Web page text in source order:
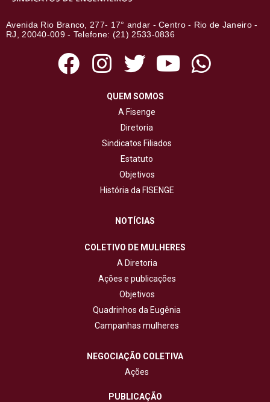
Avenida Rio Branco, 277- 17° andar - Centro - Rio de Janeiro -
RJ, 20040-009 - Telefone: (21) 2533-0836
QUEM SOMOS
A Fisenge
Diretoria
Sindicatos Filiados
Estatuto
Objetivos
História da FISENGE
NOTÍCIAS
COLETIVO DE MULHERES
A Diretoria
Ações e publicações
Objetivos
Quadrinhos da Eugênia
Campanhas mulheres
NEGOCIAÇÃO COLETIVA
Ações
PUBLICAÇÃO